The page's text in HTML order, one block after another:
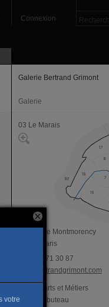
Connexion
Galerie Bertrand Grimont
Galerie
03 Le Marais
47, rue de Montmorency
75003 Paris
T. 01 42 71 30 87
www.bertrandgrimont.com
Arts et Métiers
Rambuteau